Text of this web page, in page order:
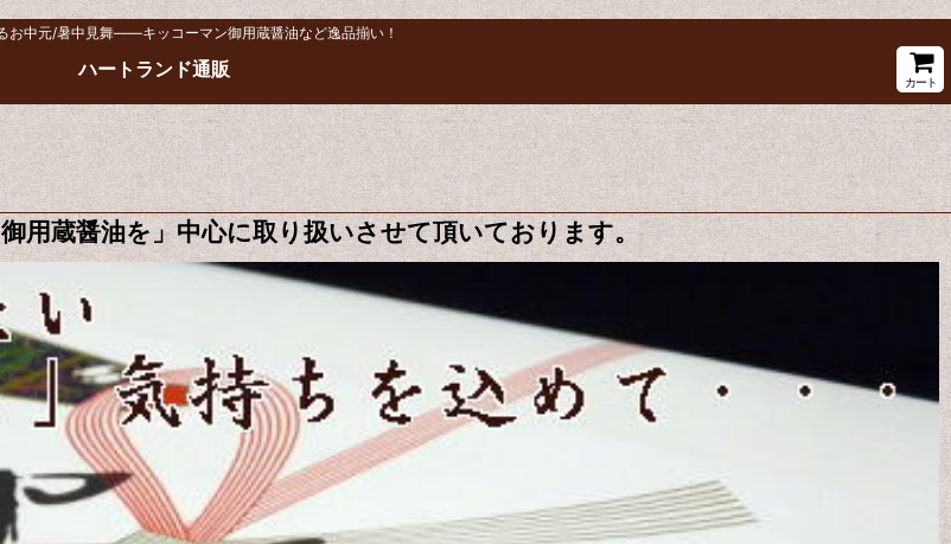
お中元/暑中見舞――キッコーマン御用蔵醤油など逸品揃い！
ハートランド通販
カート
用蔵醤油を」中心に取り扱いさせて頂いております。